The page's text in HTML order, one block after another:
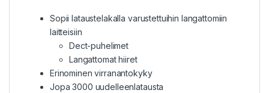
Sopii lataustelakalla varustettuihin langattomiin
laitteisiin
Dect-puhelimet
Langattomat hiiret
Erinominen virranantokyky
Jopa 3000 uudelleenlatausta